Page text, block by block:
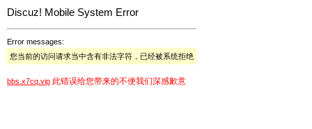
Discuz! Mobile System Error
Error messages:
您当前的访问请求当中含有非法字符，已经被系统拒绝
bbs.x7cq.vip 此错误给您带来的不便我们深感歉意